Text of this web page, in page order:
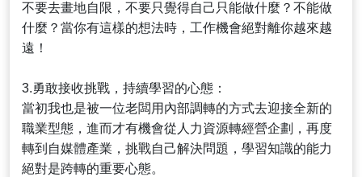
不要去畫地自限，不要只覺得自己只能做什麼？不能做
什麼？當你有這樣的想法時，工作機會絕對離你越來越
遠！
3.勇敢接收挑戰，持續學習的心態：
當初我也是被一位老闆用內部調轉的方式去迎接全新的
職業型態，進而才有機會從人力資源轉經營企劃，再度
轉到自媒體產業，挑戰自己解決問題，學習知識的能力
絕對是跨轉的重要心態。